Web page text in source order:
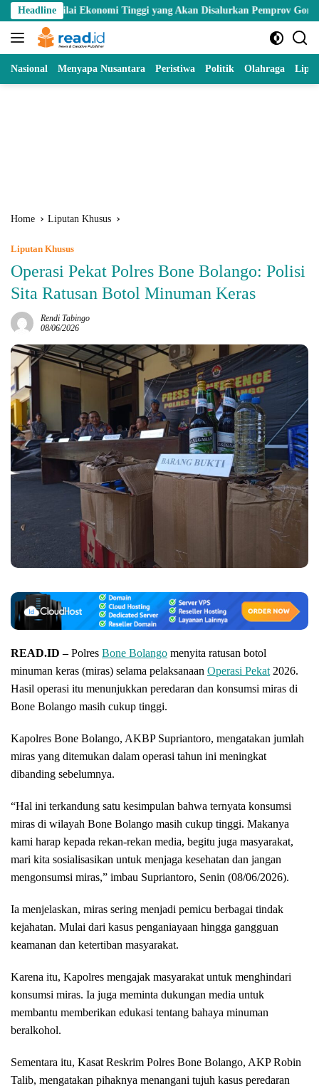
Skip
to
content
Headline
Ekonomi Tinggi yang Akan Disalurkan Pemprov Gorontalo kepada
Nasional Menyapa Nusantara Peristiwa Politik Olahraga
Home Liputan Khusus
Liputan Khusus
Operasi Pekat Polres Bone Bolango: Polisi
Sita Ratusan Botol Minuman Keras
Rendi Tabingo
08/06/2026
READ.ID –Polres Bone Bolango menyita ratusan botol
minuman keras (miras) selama pelaksanaan Operasi Pekat 2026.
Hasil operasi itu menunjukkan peredaran dan konsumsi miras di
Bone Bolango masih cukup tinggi.
Kapolres Bone Bolango, AKBP Supriantoro, mengatakan jumlah
miras yang ditemukan dalam operasi tahun ini meningkat
dibanding sebelumnya.
“Hal ini terkandung satu kesimpulan bahwa ternyata konsumsi
miras di wilayah Bone Bolango masih cukup tinggi. Makanya
kami harap kepada rekan-rekan media, begitu juga masyarakat,
mari kita sosialisasikan untuk menjaga kesehatan dan jangan
mengonsumsi miras,” imbau Supriantoro, Senin (08/06/2026).
Ia menjelaskan, miras sering menjadi pemicu berbagai tindak
kejahatan. Mulai dari kasus penganiayaan hingga gangguan
keamanan dan ketertiban masyarakat.
Karena itu, Kapolres mengajak masyarakat untuk menghindari
konsumsi miras. Ia juga meminta dukungan media untuk
membantu memberikan edukasi tentang bahaya minuman
beralkohol.
Sementara itu, Kasat Reskrim Polres Bone Bolango, AKP Robin
Talib, mengatakan pihaknya menangani tujuh kasus peredaran